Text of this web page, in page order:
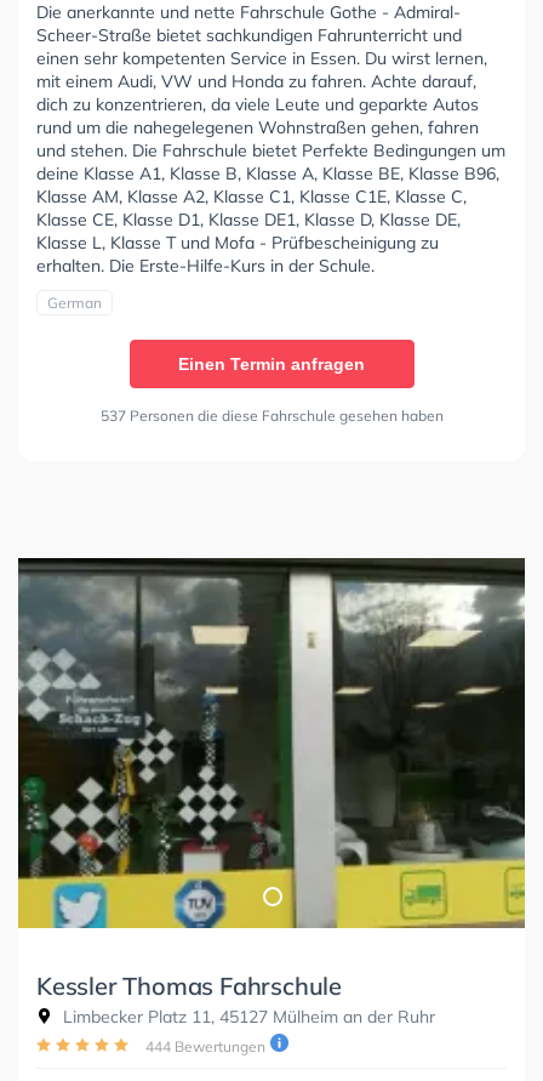
Die anerkannte und nette Fahrschule Gothe - Admiral-
Scheer-Straße bietet sachkundigen Fahrunterricht und
einen sehr kompetenten Service in Essen. Du wirst lernen,
mit einem Audi, VW und Honda zu fahren. Achte darauf,
dich zu konzentrieren, da viele Leute und geparkte Autos
rund um die nahegelegenen Wohnstraßen gehen, fahren
und stehen. Die Fahrschule bietet Perfekte Bedingungen um
deine Klasse A1, Klasse B, Klasse A, Klasse BE, Klasse B96,
Klasse AM, Klasse A2, Klasse C1, Klasse C1E, Klasse C,
Klasse CE, Klasse D1, Klasse DE1, Klasse D, Klasse DE,
Klasse L, Klasse T und Mofa - Prüfbescheinigung zu
erhalten. Die Erste-Hilfe-Kurs in der Schule.
German
Einen Termin anfragen
537 Personen die diese Fahrschule gesehen haben
Kessler Thomas Fahrschule
Limbecker Platz 11, 45127 Mülheim an der Ruhr
444 Bewertungen